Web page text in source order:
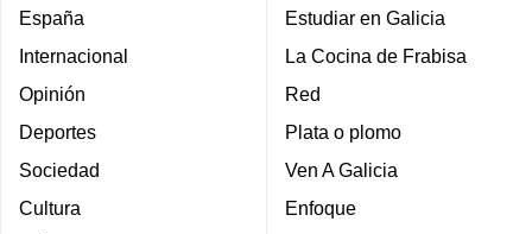
España
Internacional
Opinión
Deportes
Sociedad
Cultura
Estudiar en Galicia
La Cocina de Frabisa
Red
Plata o plomo
Ven A Galicia
Enfoque